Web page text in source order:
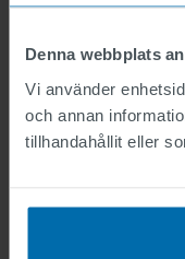
Denna webbplats
Vi använder
och annan
tillhandahållit eller